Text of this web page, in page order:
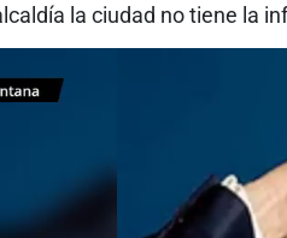
la ciudad no tiene la